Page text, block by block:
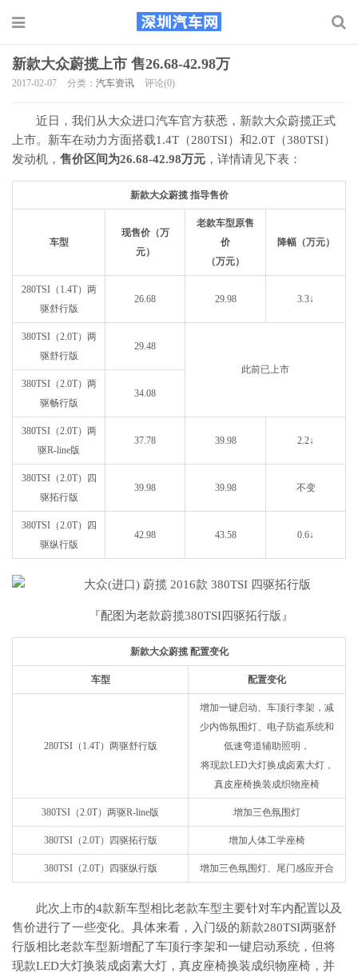
新款大众蔚揽上市 售26.68-42.98万
2017-02-07 分类： 汽车资讯 评论(0)
近日，我们从大众进口汽车官方获悉，新款大众蔚揽正式
上市。新车在动力方面搭载1.4T（280TSI）和2.0T（380TSI）
发动机， 售价区间为26.68-42.98万元 ，详情请见下表：
新款大众蔚揽 指导售价
车型
现售价（万
元）
老款车型原售
价
（万元）
降幅（万元）
280TSI（1.4T）两
驱舒行版
26.68 29.98 3.3↓
380TSI（2.0T）两
驱舒行版
29.48
此前已上市
380TSI（2.0T）两
驱畅行版
34.08
380TSI（2.0T）两
驱R-line版
37.78 39.98 2.2↓
380TSI（2.0T）四
驱拓行版
39.98 39.98 不变
380TSI（2.0T）四
驱纵行版
42.98 43.58 0.6↓
『配图为老款蔚揽380TSI四驱拓行版』
新款大众蔚揽 配置变化
车型 配置变化
280TSI（1.4T）两驱舒行版
增加一键启动、车顶行李架，减
少内饰氛围灯、电子防盗系统和
低速弯道辅助照明，
将现款LED大灯换成卤素大灯，
真皮座椅换装成织物座椅
380TSI（2.0T）两驱R-line版 增加三色氛围灯
380TSI（2.0T）四驱拓行版 增加人体工学座椅
380TSI（2.0T）四驱纵行版 增加三色氛围灯、尾门感应开合
此次上市的4款新车型相比老款车型主要针对车内配置以及
售价进行了一些变化。具体来看，入门级的新款280TSI两驱舒
行版相比老款车型新增配了车顶行李架和一键启动系统，但将
现款LED大灯换装成卤素大灯，真皮座椅换装成织物座椅，并